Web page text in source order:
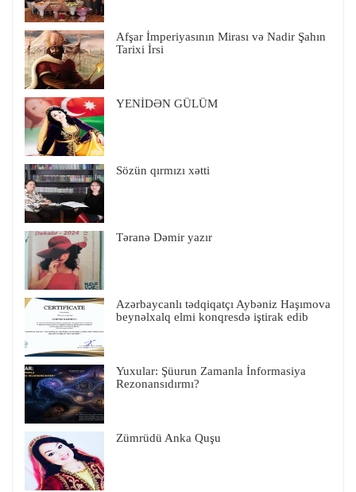
Afşar İmperiyasının Mirası və Nadir Şahın
Tarixi İrsi
YENİDƏN GÜLÜM
Sözün qırmızı xətti
Təranə Dəmir yazır
Azərbaycanlı tədqiqatçı Aybəniz Haşımova
beynəlxalq elmi konqresdə iştirak edib
Yuxular: Şüurun Zamanla İnformasiya
Rezonansıdırmı?
Zümrüdü Anka Quşu